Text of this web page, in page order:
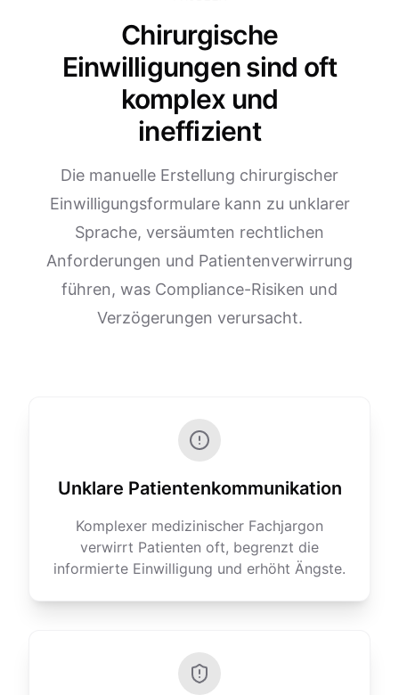
Chirurgische
Einwilligungen sind oft
komplex und
ineffizient
Die manuelle Erstellung chirurgischer
Einwilligungsformulare kann zu unklarer
Sprache, versäumten rechtlichen
Anforderungen und Patientenverwirrung
führen, was Compliance-Risiken und
Verzögerungen verursacht.
Unklare Patientenkommunikation
Komplexer medizinischer Fachjargon
verwirrt Patienten oft, begrenzt die
informierte Einwilligung und erhöht Ängste.